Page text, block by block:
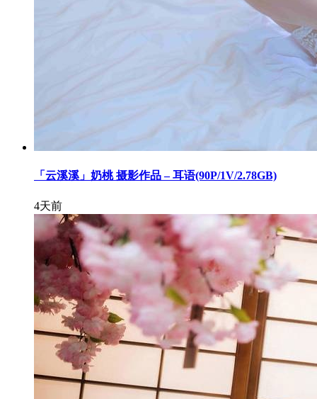
「云溪溪」奶桃 摄影作品 – 耳语(90P/1V/2.78GB)
4天前